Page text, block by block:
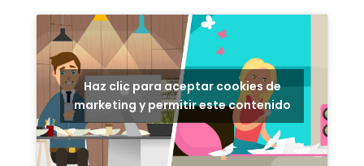
Haz clic para aceptar cookies de
marketing y permitir este contenido